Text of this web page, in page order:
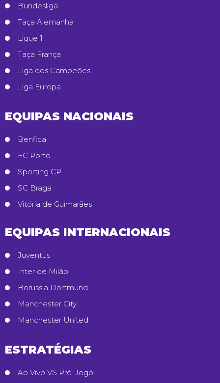
Bundesliga
Taça Alemanha
Ligue 1
Taça França
Liga dos Campeões
Liga Europa
EQUIPAS NACIONAIS
Benfica
FC Porto
Sporting CP
SC Braga
Vitória de Guimarães
EQUIPAS INTERNACIONAIS
Juventus
Inter de Milão
Borussia Dortmund
Manchester City
Manchester United
ESTRATÉGIAS
Ao Vivo VS Pré-Jogo